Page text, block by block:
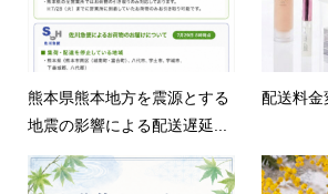
熊本県熊本地方を震源とする
地震の影響による配送遅延...
配送料金